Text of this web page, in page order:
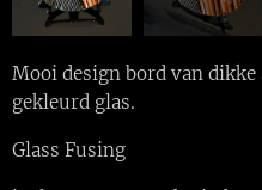
Mooi design bord van
gekleurd glas.
Glass Fusing